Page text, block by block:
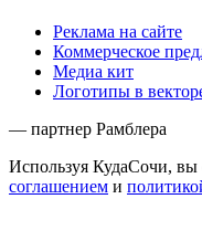
Реклама на сайте
Коммерческое
Медиа кит
Логотипы в
— партнер Рамблера
Используя КудаСочи, вы
соглашением и